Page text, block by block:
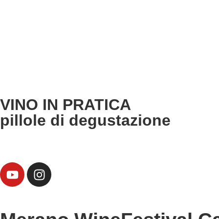
VINO IN PRATICA
pillole di degustazione